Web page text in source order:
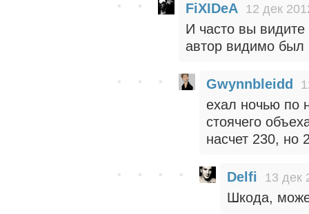
FiXIDeA 12 дек
И часто вы
автор видимо был
Gwynnbleidd
ехал ночью по
стоячего
насчет 230, но
Delfi 13 дек
Шкода,